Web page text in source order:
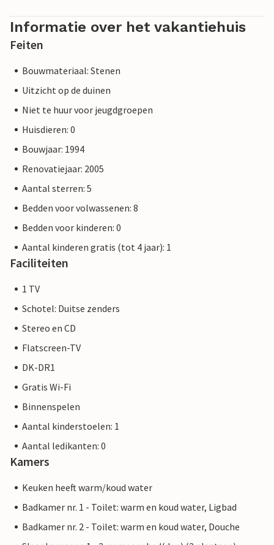
Informatie over het vakantiehuis
Feiten
Bouwmateriaal: Stenen
Uitzicht op de duinen
Niet te huur voor jeugdgroepen
Huisdieren: 0
Bouwjaar: 1994
Renovatiejaar: 2005
Aantal sterren: 5
Bedden voor volwassenen: 8
Bedden voor kinderen: 0
Aantal kinderen gratis (tot 4 jaar): 1
Faciliteiten
1 TV
Schotel: Duitse zenders
Stereo en CD
Flatscreen-TV
DK-DR1
Gratis Wi-Fi
Binnenspelen
Aantal kinderstoelen: 1
Aantal ledikanten: 0
Kamers
Keuken heeft warm/koud water
Badkamer nr. 1 - Toilet: warm en koud water, Ligbad
Badkamer nr. 2 - Toilet: warm en koud water, Douche